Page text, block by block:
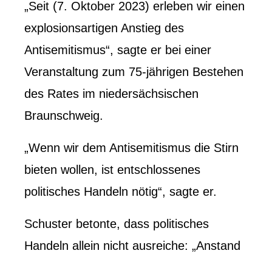
„Seit (7. Oktober 2023) erleben wir einen
explosionsartigen Anstieg des
Antisemitismus“, sagte er bei einer
Veranstaltung zum 75-jährigen Bestehen
des Rates im niedersächsischen
Braunschweig.
„Wenn wir dem Antisemitismus die Stirn
bieten wollen, ist entschlossenes
politisches Handeln nötig“, sagte er.
Schuster betonte, dass politisches
Handeln allein nicht ausreiche: „Anstand